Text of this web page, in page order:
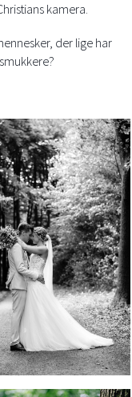
kamera.
der lige har